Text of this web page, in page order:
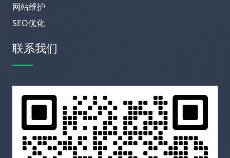
网站维护
SEO优化
联系我们